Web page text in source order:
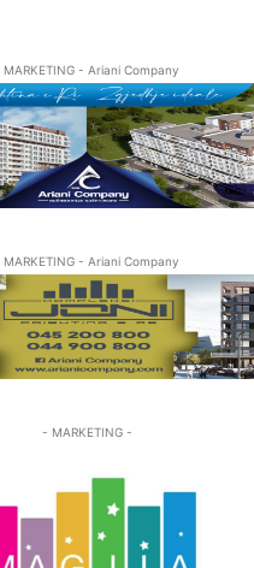
- Ariani Company
- Ariani Company
- MARKETING -